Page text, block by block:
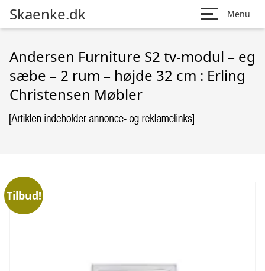
Skaenke.dk Menu
Andersen Furniture S2 tv-modul – eg
sæbe – 2 rum – højde 32 cm : Erling
Christensen Møbler
Tilbud!